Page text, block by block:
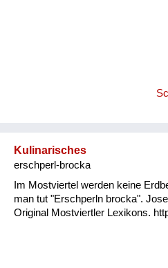
Kulinarisches
erschperl-brocka
Im Mostviertel werden keine
man tut "Erschperln brocka".
Original Mostviertler Lexikons.